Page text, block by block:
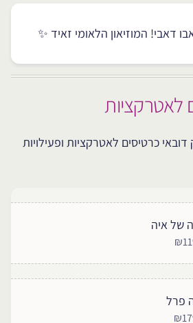
דאבי! המוזיאון הלאומי זאיד ✨
לאטרקציות
כרטיסים לאטרקציות ופעילויות
של איה
פרל